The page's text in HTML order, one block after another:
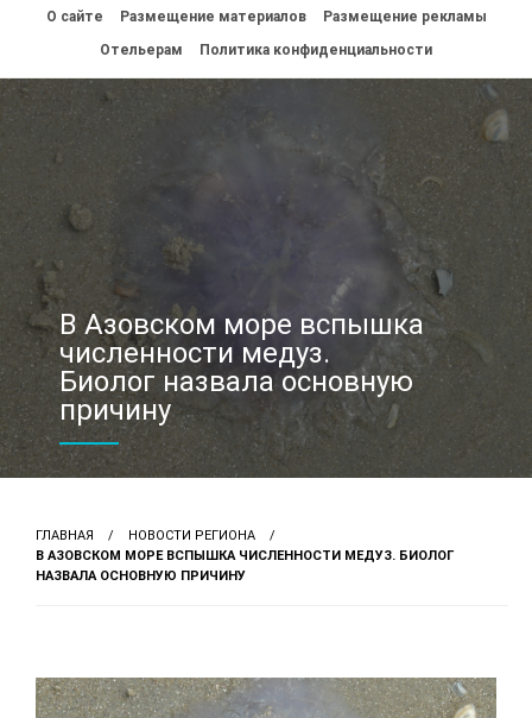
ПерейтиО сайте Размещение материалов
Размещение рекламы
Отельерам
Политика конфиденциальности
В Азовском море вспышка
численности медуз.
Биолог назвала основную
причину
ГЛАВНАЯ
НОВОСТИ РЕГИОНА
В АЗОВСКОМ МОРЕ ВСПЫШКА ЧИСЛЕННОСТИ МЕДУЗ. БИОЛОГ
НАЗВАЛА ОСНОВНУЮ ПРИЧИНУ